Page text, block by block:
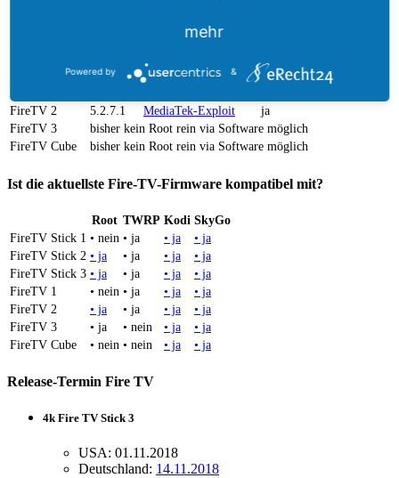
Kingo Root
FireTV Stick 3 5.2.7.1 MediaTek-Exploit
ja
FireTV 2
5.2.7.1 MediaTek-Exploit
ja
FireTV 3
bisher kein Root rein via Software möglich
FireTV Cube
bisher kein Root rein via Software möglich
Ist die aktuellste Fire-TV-Firmware kompatibel mit?
Root TWRP Kodi SkyGo
FireTV Stick 1 • nein • ja • ja
• ja
FireTV Stick 2 • ja • ja • ja
• ja
FireTV Stick 3 • ja • ja • ja
• ja
FireTV 1
• nein • ja • ja
• ja
FireTV 2
• ja • ja • ja
• ja
FireTV 3
• ja • nein • ja
• ja
FireTV Cube
• nein • nein • ja • ja
Release-Termin Fire TV
4k Fire TV Stick 3
USA: 01.11.2018
Deutschland: 14.11.2018
mehr
Powered by &